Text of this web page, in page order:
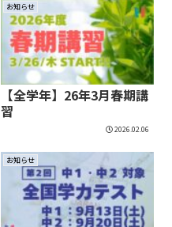
お知らせ
【全学年】26年3月春期講
習
2026.02.06
お知らせ